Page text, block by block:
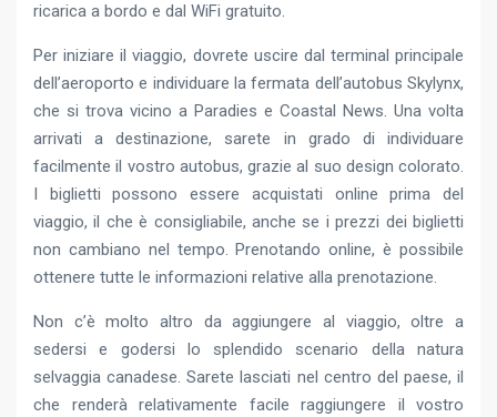
ricarica a bordo e dal WiFi gratuito.
Per iniziare il viaggio, dovrete uscire dal terminal principale
dell’aeroporto e individuare la fermata dell’autobus Skylynx,
che si trova vicino a Paradies e Coastal News. Una volta
arrivati a destinazione, sarete in grado di individuare
facilmente il vostro autobus, grazie al suo design colorato.
I biglietti possono essere acquistati online prima del
viaggio, il che è consigliabile, anche se i prezzi dei biglietti
non cambiano nel tempo. Prenotando online, è possibile
ottenere tutte le informazioni relative alla prenotazione.
Non c’è molto altro da aggiungere al viaggio, oltre a
sedersi e godersi lo splendido scenario della natura
selvaggia canadese. Sarete lasciati nel centro del paese, il
che renderà relativamente facile raggiungere il vostro